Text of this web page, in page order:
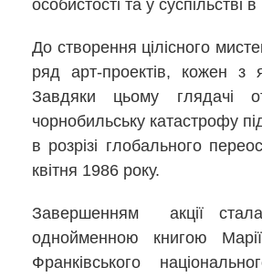
особистості та у суспільстві в
До створення цілісного
ряд арт-проектів, кожен з
Завдяки цьому глядачі
чорнобильську катастрофу
в розрізі глобального
квітня 1986 року.
Завершенням акції
однойменною книгою
Франківського